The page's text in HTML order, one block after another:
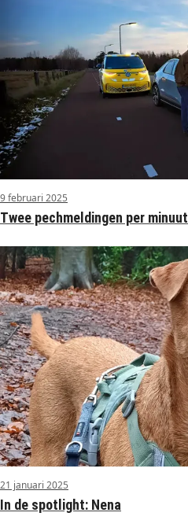
9 februari 2025
Twee pechmeldingen per minuut
21 januari 2025
In de spotlight: Nena